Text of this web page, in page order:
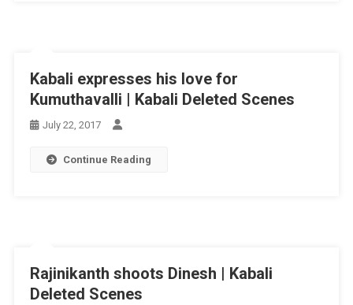
Kabali expresses his love for
Kumuthavalli | Kabali Deleted Scenes
July 22, 2017
Continue Reading
Rajinikanth shoots Dinesh | Kabali
Deleted Scenes